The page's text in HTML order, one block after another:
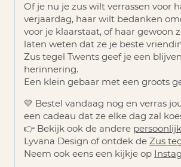
Of je nu je zus wilt verrassen voor
verjaardag, haar wilt bedanken
voor je klaarstaat, of haar gewoon
laten weten dat ze je beste
Zus tegel Twents geef je een
herinnering.
Een klein gebaar met een groots
💛 Bestel vandaag nog en verras
een cadeau dat ze elke dag zal
👉 Bekijk ook de andere
Lyvana Design of ontdek de Zus
Neem ook eens een kijkje op